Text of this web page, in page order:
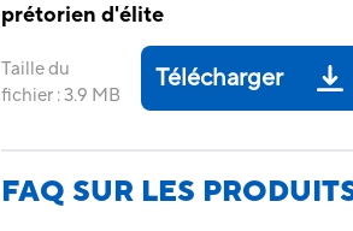
prétorien d'élite
Taille du
fichier :3.9 MB
Télécharger
FAQ SUR LES